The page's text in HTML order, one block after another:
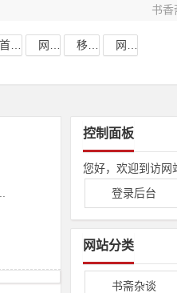
书香
控制面板
您好，欢迎到访网
登录后台
网站分类
书斋杂谈